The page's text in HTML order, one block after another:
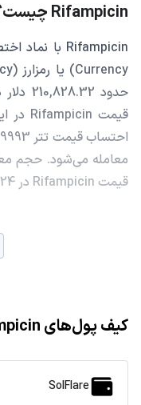
Rifampicin چیست؟
قیمت Rifampicin در 24 ساعت اخیر، 2.44 افزایش داشته است.
کیف پول‌های Rifampicin
SolFlare